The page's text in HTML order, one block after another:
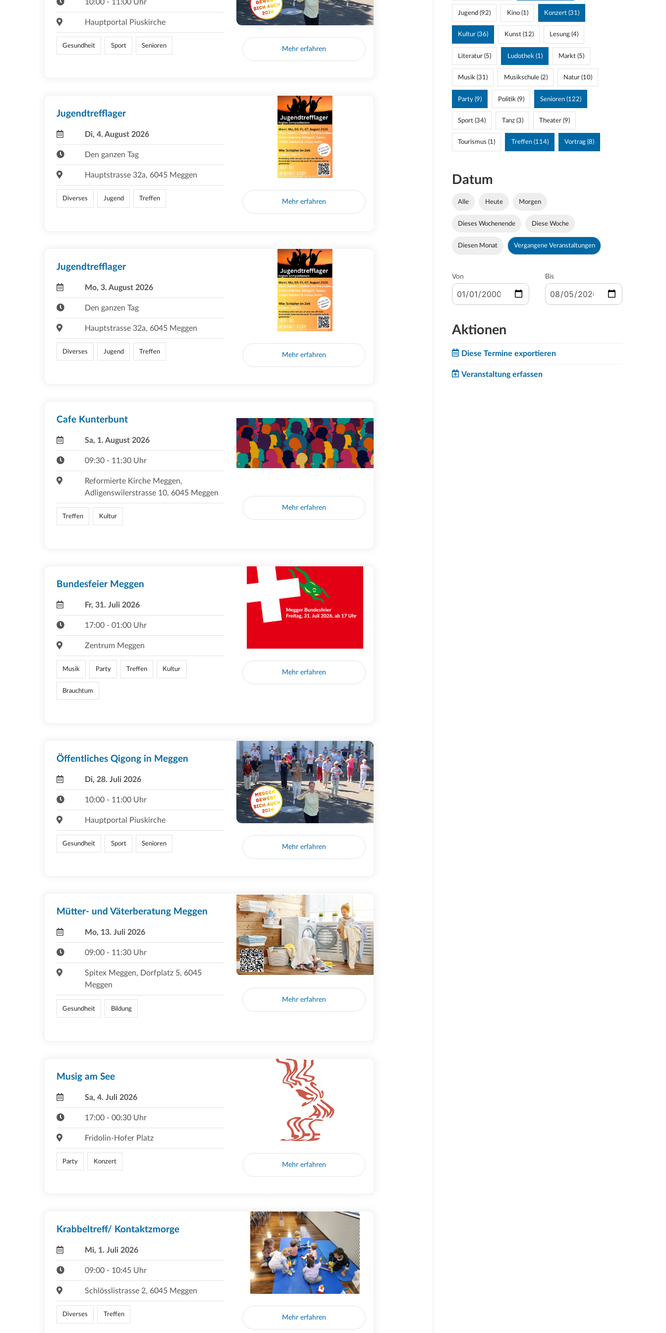
10:00 - 11:00 Uhr
Hauptportal Piuskirche
Gesundheit Sport Senioren Mehr erfahren
Jugendtrefflager
Di, 4. August 2026
Den ganzen Tag
Hauptstrasse 32a, 6045 Meggen
Diverses Jugend Treffen Mehr erfahren
Jugendtrefflager
Mo, 3. August 2026
Den ganzen Tag
Hauptstrasse 32a, 6045 Meggen
Diverses Jugend Treffen Mehr erfahren
Cafe Kunterbunt
Sa, 1. August 2026
09:30 - 11:30 Uhr
Reformierte Kirche Meggen,
Adligenswilerstrasse 10, 6045 Meggen
Treffen Kultur
Mehr erfahren
Bundesfeier Meggen
Fr, 31. Juli 2026
17:00 - 01:00 Uhr
Zentrum Meggen
Musik Party Treffen Kultur
Brauchtum
Mehr erfahren
Öffentliches Qigong in Meggen
Di, 28. Juli 2026
10:00 - 11:00 Uhr
Hauptportal Piuskirche
Gesundheit Sport Senioren Mehr erfahren
Mütter- und Väterberatung Meggen
Mo, 13. Juli 2026
09:00 - 11:30 Uhr
Spitex Meggen, Dorfplatz 5, 6045
Meggen
Gesundheit Bildung
Mehr erfahren
Musig am See
Sa, 4. Juli 2026
17:00 - 00:30 Uhr
Fridolin-Hofer Platz
Party Konzert Mehr erfahren
Krabbeltreff/ Kontaktzmorge
Mi, 1. Juli 2026
09:00 - 10:45 Uhr
Schlösslistrasse 2, 6045 Meggen
Diverses Treffen Mehr erfahren
Jugend (92) Kino (1) Konzert (31)
Kultur (36) Kunst (12) Lesung (4)
Literatur (5) Ludothek (1) Markt (5)
Musik (31) Musikschule (2) Natur (10)
Party (9) Politik (9) Senioren (122)
Sport (34) Tanz (3) Theater (9)
Tourismus (1) Treffen (114) Vortrag (8)
Datum
Alle Heute Morgen
Dieses Wochenende Diese Woche
Diesen Monat Vergangene Veranstaltungen
Von Bis
Aktionen
Diese Termine exportieren
Veranstaltung erfassen